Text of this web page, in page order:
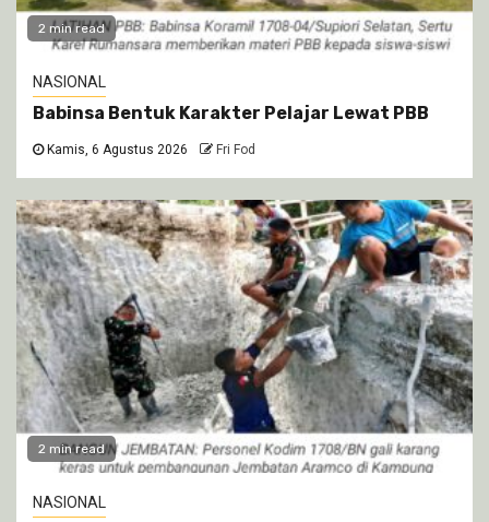
2 min read
NASIONAL
Babinsa Bentuk Karakter Pelajar Lewat PBB
Kamis, 6 Agustus 2026 Fri Fod
2 min read
NASIONAL